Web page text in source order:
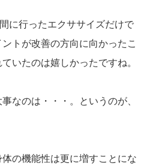
に行ったエクササイズだけで
トが改善の方向に向かったこ
いたのは嬉しかったですね。
なのは・・・。というのが、
の機能性は更に増すことにな